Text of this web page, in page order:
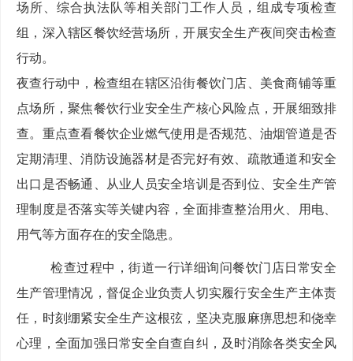
场所、综合执法队等相关部门工作人员，组成专项检查
组，深入辖区餐饮经营场所，开展安全生产夜间突击检查
行动。
夜查行动中，检查组在辖区沿街餐饮门店、美食商铺等重
点场所，聚焦餐饮行业安全生产核心风险点，开展细致排
查。重点查看餐饮企业燃气使用是否规范、油烟管道是否
定期清理、消防设施器材是否完好有效、疏散通道和安全
出口是否畅通、从业人员安全培训是否到位、安全生产管
理制度是否落实等关键内容，全面排查整治用火、用电、
用气等方面存在的安全隐患。
检查过程中，街道一行详细询问餐饮门店日常安全
生产管理情况，督促企业负责人切实履行安全生产主体责
任，时刻绷紧安全生产这根弦，坚决克服麻痹思想和侥幸
心理，全面加强日常安全自查自纠，及时消除各类安全风